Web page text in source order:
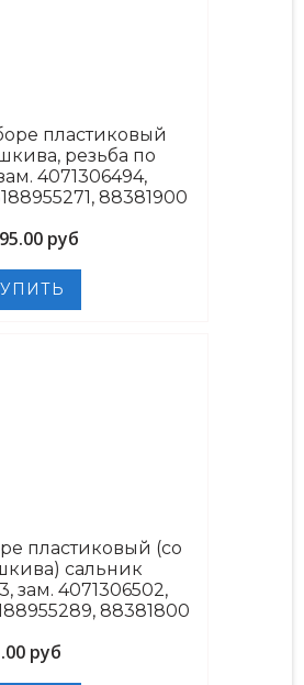
пластиковый
резьба по
4071306494,
88381900
руб
пластиковый (со
сальник
зам. 4071306502,
88381800
руб